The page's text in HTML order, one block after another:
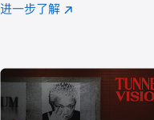
进一步了解 Apple
(在
口
中
打